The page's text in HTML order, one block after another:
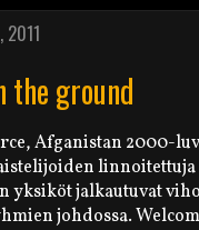
2011
the ground
Afganistan 2000-
linnoitettuja
yksiköt jalkautuvat
johdossa.